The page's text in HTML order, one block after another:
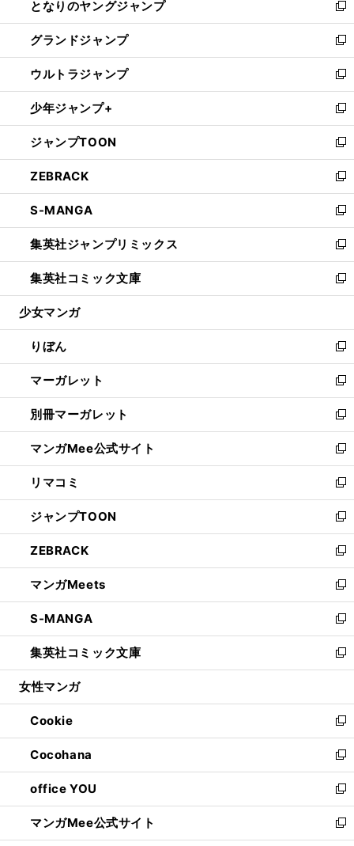
く
ド
ウ
で
開
く
ィ
ン
ド
ウ
で
開
く
い
ウ
ィ
ン
ド
ウ
で
開
く
となりのヤングジャンプ
新
し
い
ウ
ィ
ン
ド
ウ
で
開
く
グランドジャンプ
新
し
い
ウ
ィ
ン
ド
ウ
で
開
く
ウルトラジャンプ
新
し
い
ウ
ィ
ン
ド
ウ
で
開
く
少年ジャンプ+
新
し
い
ウ
ィ
ン
ド
ウ
で
開
く
ジャンプTOON
新
し
い
ウ
ィ
ン
ド
ウ
で
開
ZEBRACK
新
し
い
ウ
ィ
ン
ド
ウ
開
く
S-MANGA
新
し
い
ウ
ィ
ン
ウ
で
開
く
集英社ジャンプリミックス
新
し
い
ウ
ン
ド
ウ
で
開
く
集英社コミック文庫
新
し
ウ
ィ
ン
ド
ウ
で
開
く
少女マンガ
りぼん
新
し
い
ウ
ィ
ン
ド
ウ
で
開
く
マーガレット
新
し
い
ウ
ィ
ン
ド
ウ
で
開
く
別冊マーガレット
新
し
い
ウ
ィ
ン
ド
ウ
で
開
く
マンガMee公式サイト
新
し
い
ウ
ィ
ン
ド
ウ
で
開
く
リマコミ
新
し
い
ウ
ィ
ン
ド
ウ
で
開
く
ジャンプTOON
新
し
い
ウ
ィ
ン
ド
ウ
で
開
ZEBRACK
新
し
い
ウ
ィ
ン
ド
ウ
開
く
マンガMeets
新
し
い
ウ
ィ
ン
ウ
で
開
く
S-MANGA
新
し
い
ウ
ン
ド
ウ
で
開
く
集英社コミック文庫
新
し
ウ
ィ
ン
ド
ウ
で
開
く
女性マンガ
Cookie
新
し
い
ウ
ィ
ン
ド
ウ
Cocohana
新
し
い
ウ
ィ
ン
office YOU
新
し
い
ウ
マンガMee公式サイト
新
し